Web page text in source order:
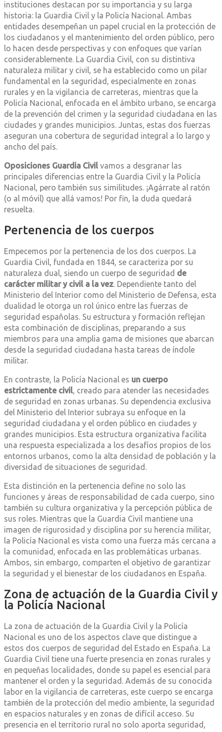
instituciones destacan por su importancia y su larga
historia: la Guardia Civil y la Policía Nacional. Ambas
entidades desempeñan un papel crucial en la protección de
los ciudadanos y el mantenimiento del orden público, pero
lo hacen desde perspectivas y con enfoques que varían
considerablemente. La Guardia Civil, con su distintiva
naturaleza militar y civil, se ha establecido como un pilar
fundamental en la seguridad, especialmente en zonas
rurales y en la vigilancia de carreteras, mientras que la
Policía Nacional, enfocada en el ámbito urbano, se encarga
de la prevención del crimen y la seguridad ciudadana en las
ciudades y grandes municipios. Juntas, estas dos fuerzas
aseguran una cobertura de seguridad integral a lo largo y
ancho del país.
Oposiciones Guardia Civil vamos a desgranar las
principales diferencias entre la Guardia Civil y la Policía
Nacional, pero también sus similitudes. ¡Agárrate al ratón
(o al móvil) que allá vamos! Por fin, la duda quedará
resuelta.
Pertenencia de los cuerpos
Empecemos por la pertenencia de los dos cuerpos. La
Guardia Civil, fundada en 1844, se caracteriza por su
naturaleza dual, siendo un cuerpo de seguridad de
carácter militar y civil a la vez. Dependiente tanto del
Ministerio del Interior como del Ministerio de Defensa, esta
dualidad le otorga un rol único entre las fuerzas de
seguridad españolas. Su estructura y formación reflejan
esta combinación de disciplinas, preparando a sus
miembros para una amplia gama de misiones que abarcan
desde la seguridad ciudadana hasta tareas de índole
militar.
En contraste, la Policía Nacional es un cuerpo
estrictamente civil, creado para atender las necesidades
de seguridad en zonas urbanas. Su dependencia exclusiva
del Ministerio del Interior subraya su enfoque en la
seguridad ciudadana y el orden público en ciudades y
grandes municipios. Esta estructura organizativa facilita
una respuesta especializada a los desafíos propios de los
entornos urbanos, como la alta densidad de población y la
diversidad de situaciones de seguridad.
Esta distinción en la pertenencia define no solo las
funciones y áreas de responsabilidad de cada cuerpo, sino
también su cultura organizativa y la percepción pública de
sus roles. Mientras que la Guardia Civil mantiene una
imagen de rigurosidad y disciplina por su herencia militar,
la Policía Nacional es vista como una fuerza más cercana a
la comunidad, enfocada en las problemáticas urbanas.
Ambos, sin embargo, comparten el objetivo de garantizar
la seguridad y el bienestar de los ciudadanos en España.
Zona de actuación de la Guardia Civil y
la Policía Nacional
La zona de actuación de la Guardia Civil y la Policía
Nacional es uno de los aspectos clave que distingue a
estos dos cuerpos de seguridad del Estado en España. La
Guardia Civil tiene una fuerte presencia en zonas rurales y
en pequeñas localidades, donde su papel es esencial para
mantener el orden y la seguridad. Además de su conocida
labor en la vigilancia de carreteras, este cuerpo se encarga
también de la protección del medio ambiente, la seguridad
en espacios naturales y en zonas de difícil acceso. Su
presencia en el territorio rural no solo aporta seguridad,